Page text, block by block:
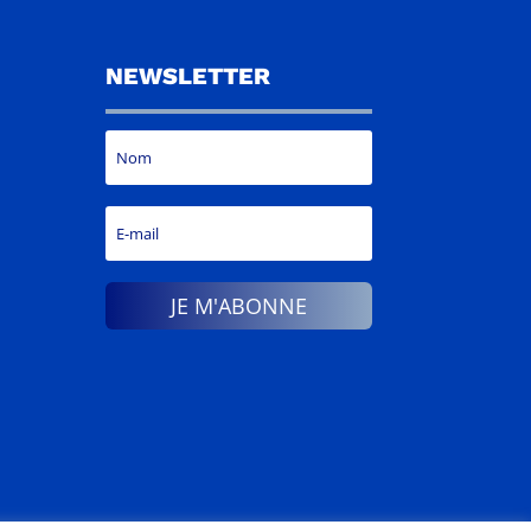
NEWSLETTER
JE M'ABONNE